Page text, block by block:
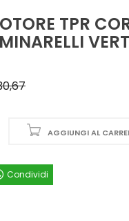
TPR
AGGIUNGI AL
Condividi